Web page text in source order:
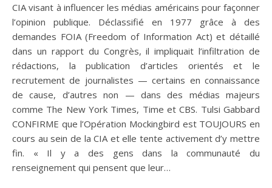
CIA visant à influencer les médias américains pour façonner
l’opinion publique. Déclassifié en 1977 grâce à des
demandes FOIA (Freedom of Information Act) et détaillé
dans un rapport du Congrès, il impliquait l’infiltration de
rédactions, la publication d’articles orientés et le
recrutement de journalistes — certains en connaissance
de cause, d’autres non — dans des médias majeurs
comme The New York Times, Time et CBS. Tulsi Gabbard
CONFIRME que l’Opération Mockingbird est TOUJOURS en
cours au sein de la CIA et elle tente activement d’y mettre
fin. « Il y a des gens dans la communauté du
renseignement qui pensent que leur…